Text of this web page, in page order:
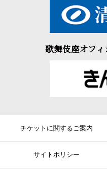
歌舞伎座オフ
チケットに関するご案内
サイトポリシー